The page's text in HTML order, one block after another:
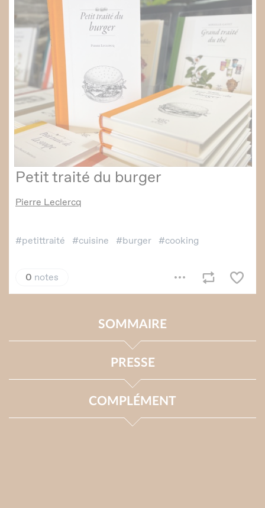
SOMMAIRE
PRESSE
COMPLÉMENT